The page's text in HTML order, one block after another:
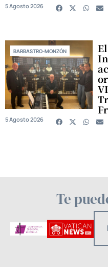
5 Agosto 2026
BARBASTRO-MONZÓN
5 Agosto 2026
Te